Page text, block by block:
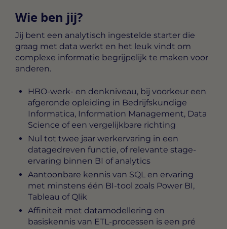
Wie ben jij?
Jij bent een analytisch ingestelde starter die
graag met data werkt en het leuk vindt om
complexe informatie begrijpelijk te maken voor
anderen.
HBO-werk- en denkniveau, bij voorkeur een
afgeronde opleiding in Bedrijfskundige
Informatica, Information Management, Data
Science of een vergelijkbare richting
Nul tot twee jaar werkervaring in een
datagedreven functie, of relevante stage-
ervaring binnen BI of analytics
Aantoonbare kennis van SQL en ervaring
met minstens één BI-tool zoals Power BI,
Tableau of Qlik
Affiniteit met datamodellering en
basiskennis van ETL-processen is een pré